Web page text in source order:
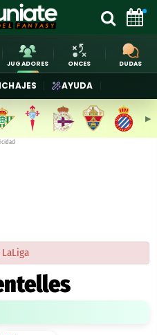
JUGADORES ONCES DUDAS
AYUDA
▶︎